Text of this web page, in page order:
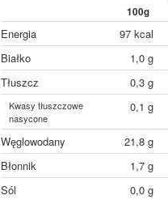
100g
Energia 97 kcal
Białko
1,0 g
Tłuszcz
0,3 g
Kwasy tłuszczowe
nasycone
0,1 g
Węglowodany 21,8 g
Błonnik
1,7 g
Sól
0,0 g